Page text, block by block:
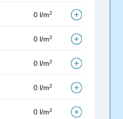
0 l/m2
0 l/m2
0 l/m2
0 l/m2
0 l/m2